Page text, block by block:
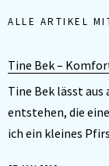
ALLE ARTIKEL
Tine Bek –
Tine Bek lässt
entstehen, die
ich ein kleines